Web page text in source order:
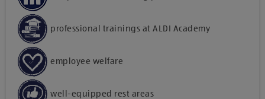
professional trainings at ALDI Academy
employee welfare
well-equipped rest areas